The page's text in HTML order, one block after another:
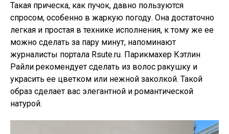
Такая прическа, как пучок, давно пользуются
спросом, особенно в жаркую погоду. Она достаточно
легкая и простая в технике исполнения, к тому же ее
можно сделать за пару минут, напоминают
журналисты портала Rsute.ru. Парикмахер Кэтлин
Райли рекомендует сделать из волос ракушку и
украсить ее цветком или нежной заколкой. Такой
образ сделает вас элегантной и романтической
натурой.